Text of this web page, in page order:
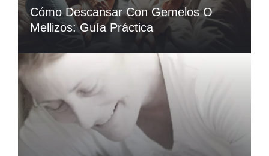
Cómo Descansar Con Gemelos O
Mellizos: Guía Práctica